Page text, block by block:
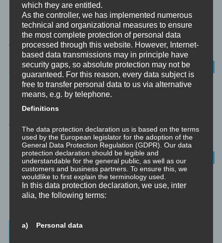
DAS DREIECK DER INTIMITÄT
Das Dreieck der Intimität. Eine einfache Art um zu reflektieren,
wo denn deine Beziehung tatsächlich steht, und ob du...
DREI FRAGEN UND DIE REFLEXION
wie folgt definiert: Selbstreflexion ist also das Positionieren des
Selbst...
1 2
Weitere Informationen
which they are entitled.
As the controller, we has implemented numerous
technical and organizational measures to ensure
the most complete protection of personal data
processed through this website. However, Internet-
based data transmissions may in principle have
security gaps, so absolute protection may not be
guaranteed. For this reason, every data subject is
free to transfer personal data to us via alternative
means, e.g. by telephone.
Definitions
The data protection declaration us is based on the terms
used by the European legislator for the adoption of the
General Data Protection Regulation (GDPR). Our data
protection declaration should be legible and
understandable for the general public, as well as our
customers and business partners. To ensure this, we
wouldlike to first explain the terminology used.
In this data protection declaration, we use, inter
alia, the following terms:
a) Personal data